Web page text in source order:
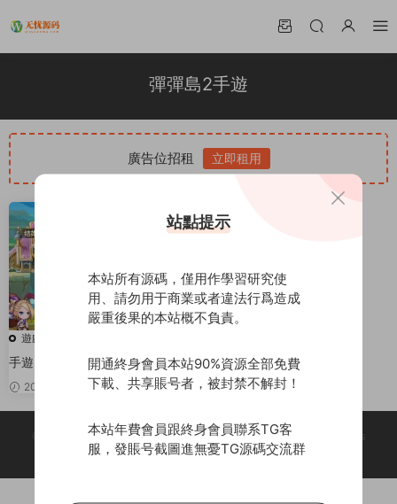
彈彈島2手遊
廣告位招租 立即租用
遊戲源碼
手遊【彈彈島2】VM一鍵即玩服
務端+GM後台+視頻教程
2020-03-29 50
© 2018-2026 Theme by - 無憂源碼 & Wuyuanma.Com Theme. All rights
reserved
站點提示
本站所有源碼，僅用作學習研究使
用、請勿用于商業或者違法行爲造成
嚴重後果的本站概不負責。
開通終身會員本站90%資源全部免費
下載、共享賬号者，被封禁不解封！
本站年費會員跟終身會員聯系TG客
服，發賬号截圖進無憂TG源碼交流群